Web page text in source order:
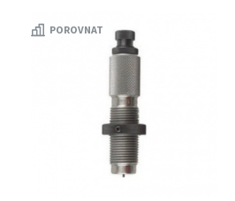
45 Winchester Magnum
450 Bushmaster
454 Casull
455 Webley
POROVNAT